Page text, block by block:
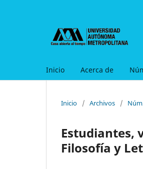
Inicio Acerca de
Inicio / Archivos /
Estudiantes,
Filosofía y